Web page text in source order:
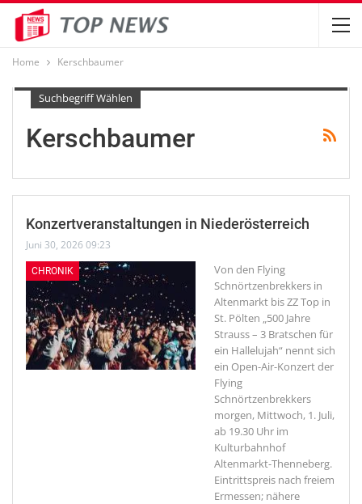
Home Kerschbaumer
Suchbegriff Wählen
Kerschbaumer
Konzertveranstaltungen in Niederösterreich
Juni 30, 2026 09:23
CHRONIK
Von den Flying
Schnörtzenbrekkers in
Altenmarkt bis ZZ Top in
St. Pölten „500 Jahre
Strauss – 3 Bratschen für
ein Hallelujah“ nennt sich
ein Open-Air-Konzert der
Flying
Schnörtzenbrekkers
morgen, Mittwoch, 1. Juli,
ab 19.30 Uhr im
Kulturbahnhof
Altenmarkt-Thenneberg.
Eintrittspreis nach freiem
Ermessen; nähere